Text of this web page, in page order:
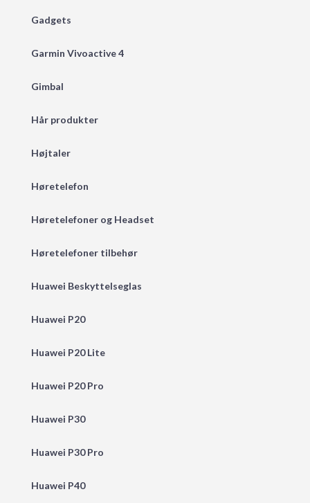
Gadgets
Garmin Vivoactive 4
Gimbal
Hår produkter
Højtaler
Høretelefon
Høretelefoner og Headset
Høretelefoner tilbehør
Huawei Beskyttelseglas
Huawei P20
Huawei P20 Lite
Huawei P20 Pro
Huawei P30
Huawei P30 Pro
Huawei P40